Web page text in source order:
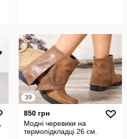
39
850 грн
Модні черевики на
термопідкладці 26 см.